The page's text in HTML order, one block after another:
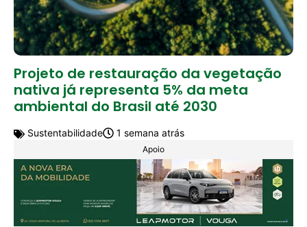
Projeto de restauração da vegetação
nativa já representa 5% da meta
ambiental do Brasil até 2030
Sustentabilidade 1 semana atrás
Apoio